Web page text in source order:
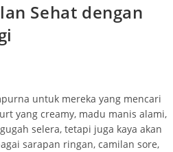
Sehat dengan
untuk mereka yang mencari
yang creamy, madu manis alami,
selera, tetapi juga kaya akan
sarapan ringan, camilan sore,